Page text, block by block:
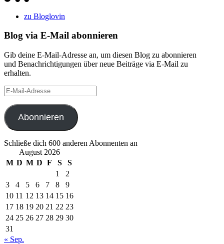
zu Bloglovin
Blog via E-Mail abonnieren
Gib deine E-Mail-Adresse an, um diesen Blog zu abonnieren
und Benachrichtigungen über neue Beiträge via E-Mail zu
erhalten.
E-
Mail-
Adresse
Abonnieren
Schließe dich 600 anderen Abonnenten an
August 2026
M D M D F S
S
1
2
3
4 5 6 7 8
9
10 11 12 13 14 15 16
17 18 19 20 21 22 23
24 25 26 27 28 29 30
31
« Sep.